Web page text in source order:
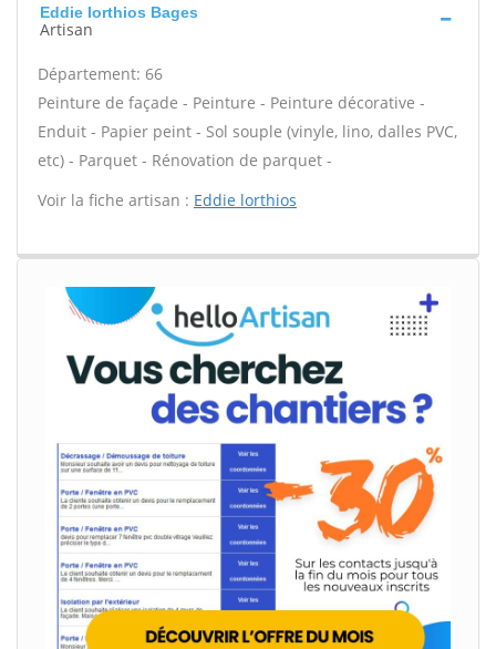
Eddie lorthios Bages
Artisan
Département: 66
Peinture de façade - Peinture - Peinture décorative -
Enduit - Papier peint - Sol souple (vinyle, lino, dalles PVC,
etc) - Parquet - Rénovation de parquet -
Voir la fiche artisan : Eddie lorthios